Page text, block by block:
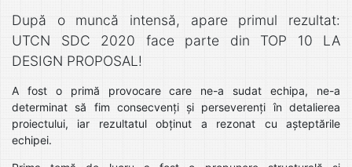
După o muncă intensă, apare primul rezultat:
UTCN SDC 2020 face parte din TOP 10 LA
DESIGN PROPOSAL!
A fost o primă provocare care ne-a sudat echipa, ne-a
determinat să fim consecvenți și perseverenți în detalierea
proiectului, iar rezultatul obținut a rezonat cu așteptările
echipei.